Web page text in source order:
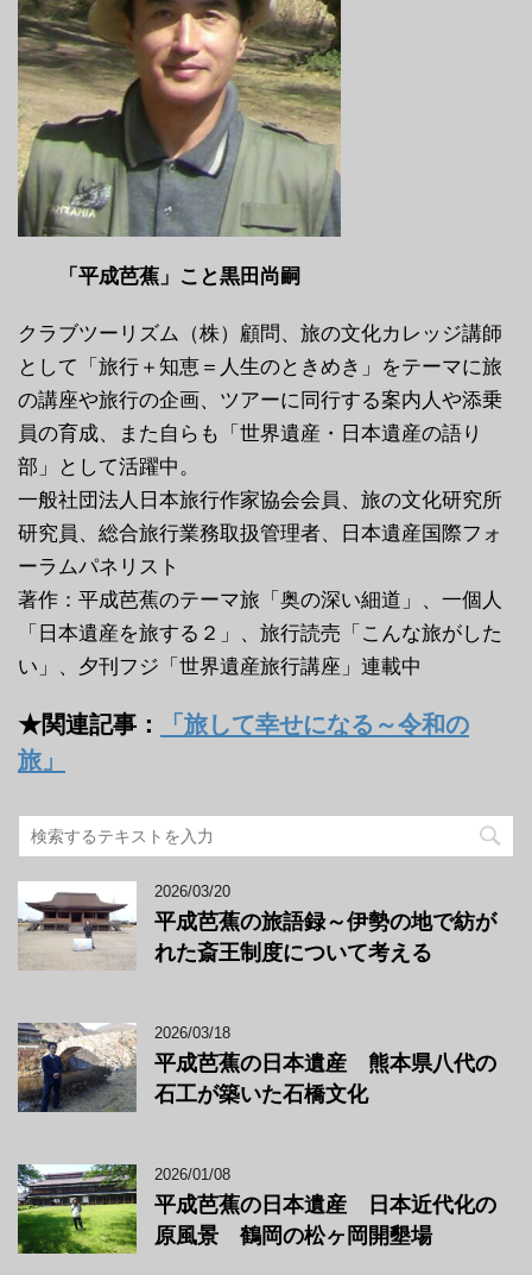
「平成芭蕉」こと黒田尚嗣
クラブツーリズム（株）顧問、旅の文化カレッジ講師
として「旅行＋知恵＝人生のときめき」をテーマに旅
の講座や旅行の企画、ツアーに同行する案内人や添乗
員の育成、また自らも「世界遺産・日本遺産の語り
部」として活躍中。
一般社団法人日本旅行作家協会会員、旅の文化研究所
研究員、総合旅行業務取扱管理者、日本遺産国際フォ
ーラムパネリスト
著作：平成芭蕉のテーマ旅「奥の深い細道」、一個人
「日本遺産を旅する２」、旅行読売「こんな旅がした
い」、夕刊フジ「世界遺産旅行講座」連載中
★関連記事：
「旅して幸せになる～令和の
旅」
2026/03/20
平成芭蕉の旅語録～伊勢の地で紡が
れた斎王制度について考える
2026/03/18
平成芭蕉の日本遺産 熊本県八代の
石工が築いた石橋文化
2026/01/08
平成芭蕉の日本遺産 日本近代化の
原風景 鶴岡の松ヶ岡開墾場